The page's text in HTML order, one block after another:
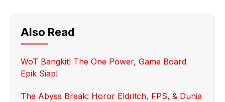
Also Read
WoT Bangkit! The One Power, Game Board
Epik Siap!
The Abyss Break: Horor Eldritch, FPS, & Dunia